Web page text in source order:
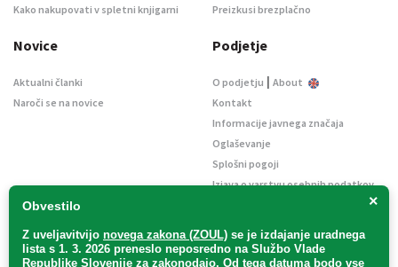
×
Obvestilo
Z uveljavitvijo novega zakona (ZOUL) se je izdajanje uradnega
lista s 1. 3. 2026 preneslo neposredno na Službo Vlade
Republike Slovenije za zakonodajo. Od tega datuma bodo vse
Kako nakupovati v spletni knjigarni
Preizkusi brezplačno
Novice
Aktualni članki
Naroči se na novice
Podjetje
O podjetju | About
Kontakt
Informacije javnega značaja
Oglaševanje
Splošni pogoji
Izjava o varstvu osebnih podatkov